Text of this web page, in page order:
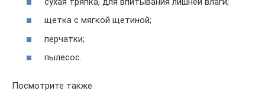
щетка с мягкой щетиной;
перчатки;
пылесос.
Посмотрите также